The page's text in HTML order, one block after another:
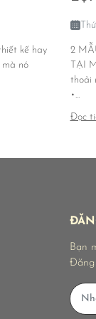
kế hay
nó
2
TẠI
thoải
•...
Đọc
Bạn
Đăng